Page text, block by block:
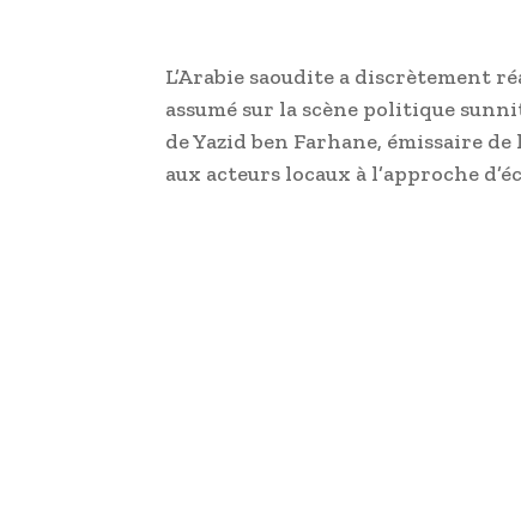
L’Arabie saoudite a discrètement
assumé sur la scène politique
de Yazid ben Farhane, émissaire
aux acteurs locaux à l’approche